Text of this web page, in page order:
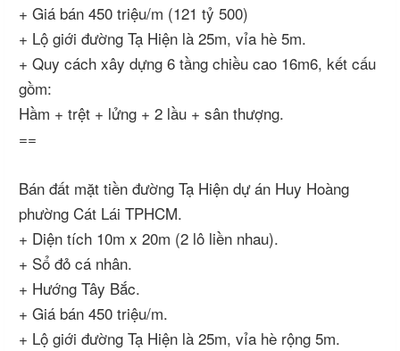
+ Giá bán 450 triệu/m (121 tỷ 500)
+ Lộ giới đường Tạ Hiện là 25m, vỉa hè 5m.
+ Quy cách xây dựng 6 tầng chiều cao 16m6, kết cấu
gồm:
Hầm + trệt + lửng + 2 lầu + sân thượng.
==
Bán đất mặt tiền đường Tạ Hiện dự án Huy Hoàng
phường Cát Lái TPHCM.
+ Diện tích 10m x 20m (2 lô liền nhau).
+ Sổ đỏ cá nhân.
+ Hướng Tây Bắc.
+ Giá bán 450 triệu/m.
+ Lộ giới đường Tạ Hiện là 25m, vỉa hè rộng 5m.